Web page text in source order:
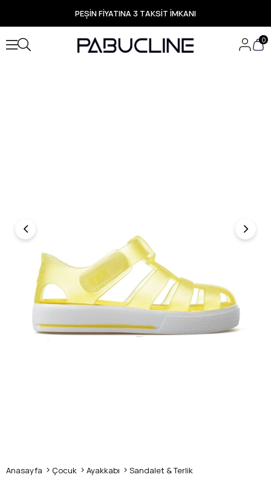
PEŞİN FİYATINA 3 TAKSİT İMKANI
TÜM ÜRÜNLERDE ÜCRETSİZ KARGO
Yeni Sezon Ürünlerde Özel Fırsatlar
Seçili Ürünlerde Hızlı Teslimat
0
Anasayfa Çocuk Ayakkabı Sandalet & Terlik